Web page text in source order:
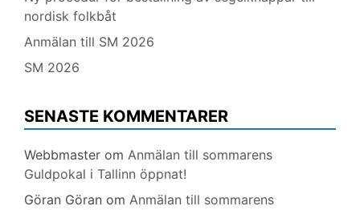
nordisk folkbåt
Anmälan till SM 2026
SM 2026
SENASTE KOMMENTARER
Webbmaster om Anmälan till sommarens
Guldpokal i Tallinn öppnat!
Göran Göran om Anmälan till sommarens